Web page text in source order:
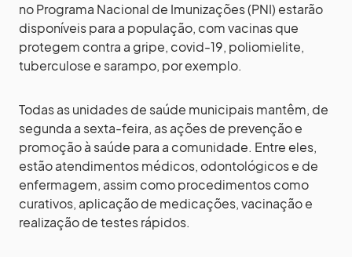
no Programa Nacional de Imunizações (PNI) estarão
disponíveis para a população, com vacinas que
protegem contra a gripe, covid-19, poliomielite,
tuberculose e sarampo, por exemplo.
Todas as unidades de saúde municipais mantêm, de
segunda a sexta-feira, as ações de prevenção e
promoção à saúde para a comunidade. Entre eles,
estão atendimentos médicos, odontológicos e de
enfermagem, assim como procedimentos como
curativos, aplicação de medicações, vacinação e
realização de testes rápidos.